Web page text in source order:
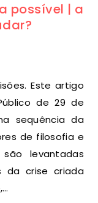
possível | a
de 29 de
sequência da
de filosofia e
levantadas
da crise criada